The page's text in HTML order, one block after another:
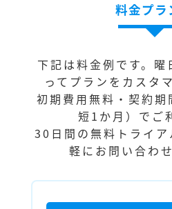
料金プラ
下記は料金例です。曜
ってプランをカスタ
初期費用無料・契約期
短1か月）でご
30日間の無料トライ
軽にお問い合わ